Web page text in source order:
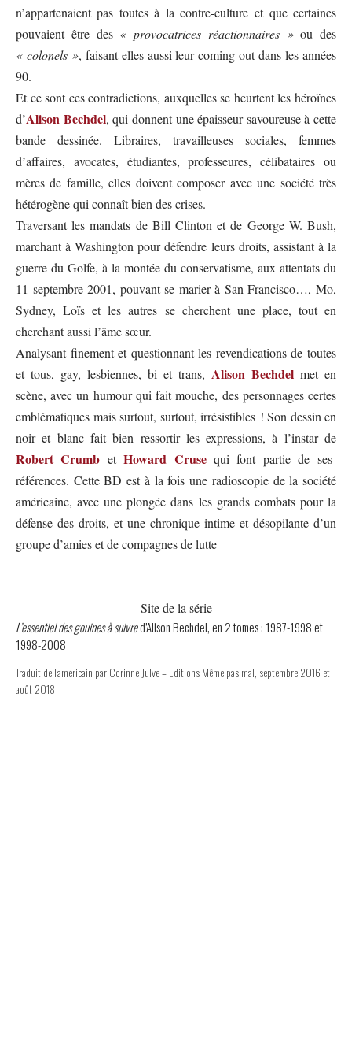
n’appartenaient pas toutes à la contre-culture et que certaines
pouvaient être des « provocatrices réactionnaires »ou des
« colonels », faisant elles aussi leur coming out dans les années
90.
Et ce sont ces contradictions, auxquelles se heurtent les héroïnes
d’Alison Bechdel, qui donnent une épaisseur savoureuse à cette
bande dessinée. Libraires, travailleuses sociales, femmes
d’affaires, avocates, étudiantes, professeures, célibataires ou
mères de famille, elles doivent composer avec une société très
hétérogène qui connaît bien des crises.
Traversant les mandats de Bill Clinton et de George W. Bush,
marchant à Washington pour défendre leurs droits, assistant à la
guerre du Golfe, à la montée du conservatisme, aux attentats du
11 septembre 2001, pouvant se marier à San Francisco…, Mo,
Sydney, Loïs et les autres se cherchent une place, tout en
cherchant aussi l’âme sœur.
Analysant finement et questionnant les revendications de toutes
et tous, gay, lesbiennes, bi et trans, Alison Bechdel met en
scène, avec un humour qui fait mouche, des personnages certes
emblématiques mais surtout, surtout, irrésistibles ! Son dessin en
noir et blanc fait bien ressortir les expressions, à l’instar de
Robert Crumb etHoward Crusequi font partie de ses
références. Cette BD est à la fois une radioscopie de la société
américaine, avec une plongée dans les grands combats pour la
défense des droits, et une chronique intime et désopilante d’un
groupe d’amies et de compagnes de lutte
Site de la série
L’essentiel des gouines à suivred’Alison Bechdel, en 2 tomes : 1987-1998 et
1998-2008
Traduit de l’américain par Corinne Julve –Editions Même pas mal, septembre 2016 et
août 2018